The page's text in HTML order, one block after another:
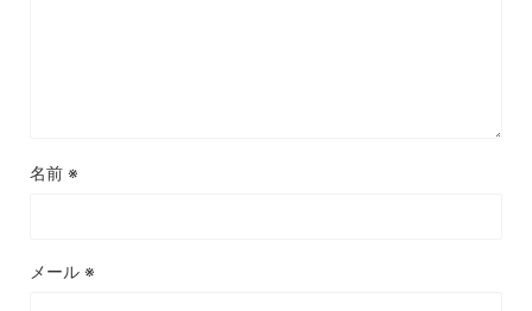
名前 ※
メール ※